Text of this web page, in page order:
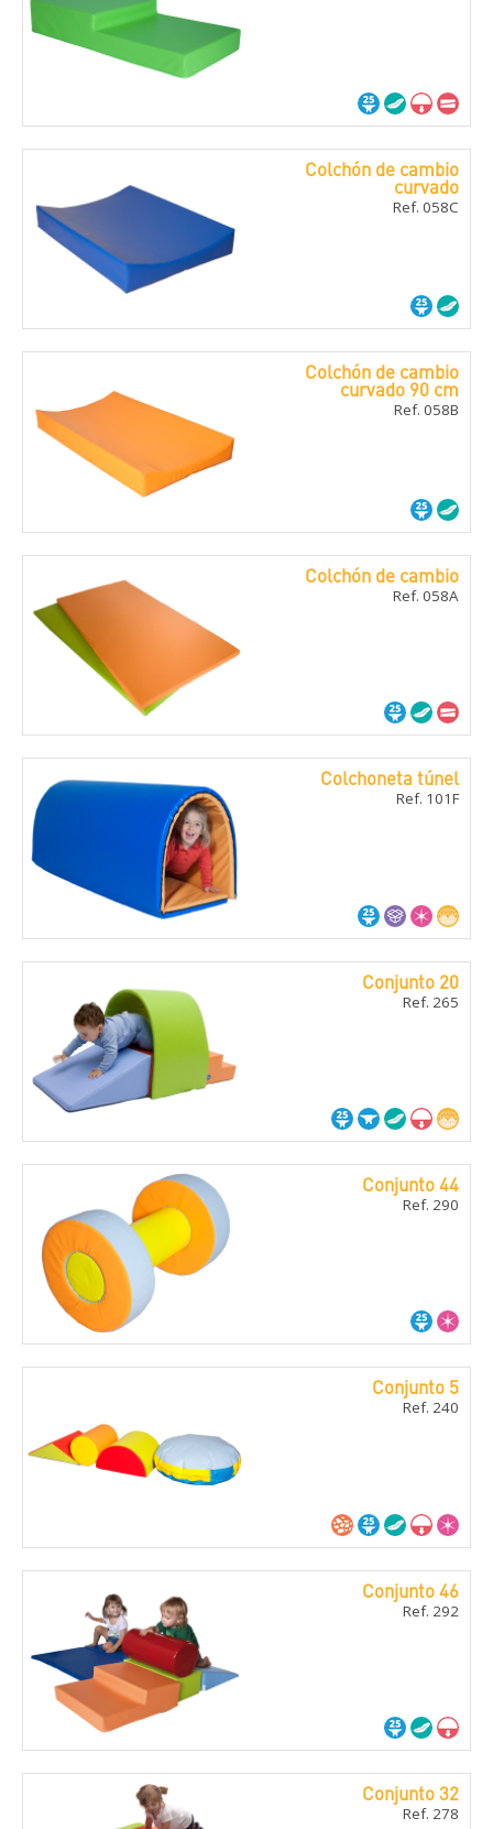
Colchón de cambio
curvado
Ref. 058C
Colchón de cambio
curvado 90 cm
Ref. 058B
Colchón de cambio
Ref. 058A
Colchoneta túnel
Ref. 101F
Conjunto 20
Ref. 265
Conjunto 44
Ref. 290
Conjunto 5
Ref. 240
Conjunto 46
Ref. 292
Conjunto 32
Ref. 278